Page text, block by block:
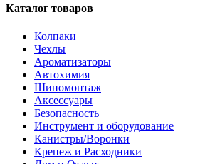
Каталог товаров
Колпаки
Чехлы
Ароматизаторы
Автохимия
Шиномонтаж
Аксессуары
Безопасность
Инструмент и оборудование
Канистры/Воронки
Крепеж и Расходники